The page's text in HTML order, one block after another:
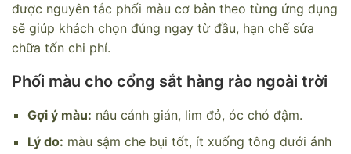
được nguyên tắc phối màu cơ bản theo từng ứng dụng
sẽ giúp khách chọn đúng ngay từ đầu, hạn chế sửa
chữa tốn chi phí.
Phối màu cho cổng sắt hàng rào ngoài trời
Gợi ý màu: nâu cánh gián, lim đỏ, óc chó đậm.
Lý do: màu sậm che bụi tốt, ít xuống tông dưới ánh